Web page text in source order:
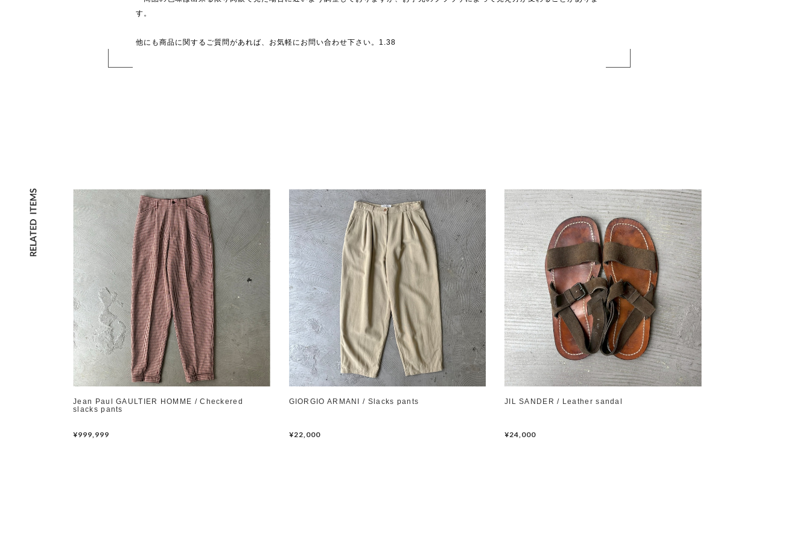
す。
他にも商品に関するご質問があれば、お気軽にお問い合わせ下さい。1.38
Jean Paul GAULTIER HOMME / Checkered
slacks pants
¥999,999
GIORGIO ARMANI / Slacks pants
¥22,000
JIL SANDER / Leather sandal
¥24,000